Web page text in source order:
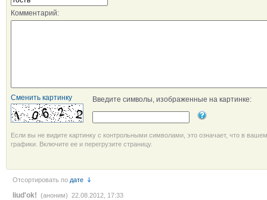
Комментарий:
Сменить картинку Введите символы, изображенные на картинке:
Если вы не видите картинку с контрольными символами, это означает, что в
графики. Включите ее и перегрузите страницу.
Отсортировать по дате
liud'ok! (аноним) 22.08.2012, 17:33